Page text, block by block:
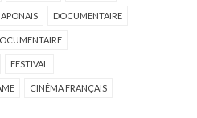
DOCUMENTAIRE
FESTIVAL
CINÉMA FRANÇAIS